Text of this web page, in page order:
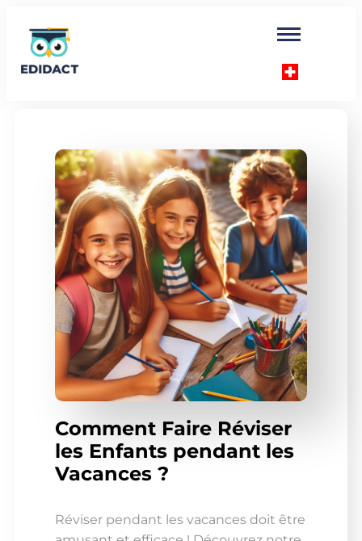
Comment Faire Réviser
les Enfants pendant les
Vacances ?
Réviser pendant les vacances doit être